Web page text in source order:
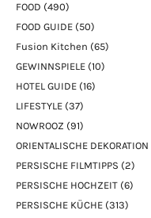
FOOD (490)
FOOD GUIDE (50)
Fusion Kitchen (65)
GEWINNSPIELE (10)
HOTEL GUIDE (16)
LIFESTYLE (37)
NOWROOZ (91)
ORIENTALISCHE DEKORATION
PERSISCHE FILMTIPPS (2)
PERSISCHE HOCHZEIT (6)
PERSISCHE KÜCHE (313)